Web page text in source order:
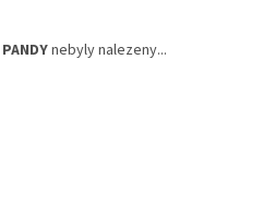
PANDYnebyly nalezeny...